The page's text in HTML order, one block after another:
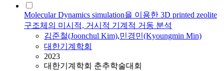
Molecular Dynamics simulation을 이용한 3D printed zeolite
구조체의 미시적, 거시적 기계적 거동 분석
김준철(Joonchul Kim),민경민(Kyoungmin Min)
대한기계학회
2023
대한기계학회 춘추학술대회